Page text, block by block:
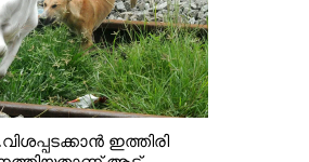
ഇത്തിരി